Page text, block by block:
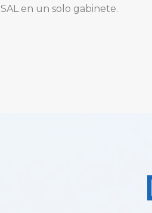
SAL en un solo gabinete.